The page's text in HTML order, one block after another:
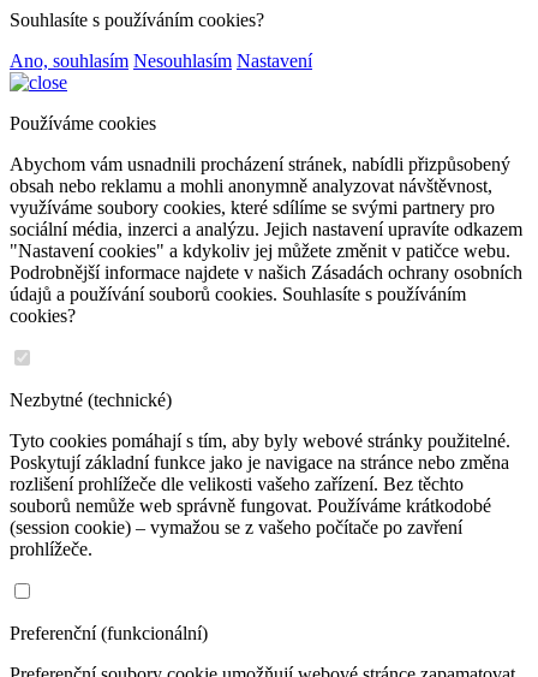
Souhlasíte s používáním cookies?
Ano, souhlasím Nesouhlasím Nastavení
Používáme cookies
Abychom vám usnadnili procházení stránek, nabídli přizpůsobený
obsah nebo reklamu a mohli anonymně analyzovat návštěvnost,
využíváme soubory cookies, které sdílíme se svými partnery pro
sociální média, inzerci a analýzu. Jejich nastavení upravíte odkazem
"Nastavení cookies" a kdykoliv jej můžete změnit v patičce webu.
Podrobnější informace najdete v našich Zásadách ochrany osobních
údajů a používání souborů cookies. Souhlasíte s používáním
cookies?
Nezbytné (technické)
Tyto cookies pomáhají s tím, aby byly webové stránky použitelné.
Poskytují základní funkce jako je navigace na stránce nebo změna
rozlišení prohlížeče dle velikosti vašeho zařízení. Bez těchto
souborů nemůže web správně fungovat. Používáme krátkodobé
(session cookie) – vymažou se z vašeho počítače po zavření
prohlížeče.
Preferenční (funkcionální)